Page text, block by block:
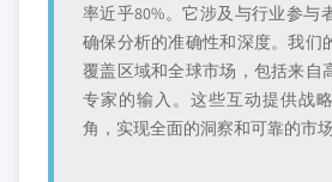
率近乎80%。它涉及与行业参与
确保分析的准确性和深度。我们
覆盖区域和全球市场，包括来自
专家的输入。这些互动提供战
角，实现全面的洞察和可靠的市场